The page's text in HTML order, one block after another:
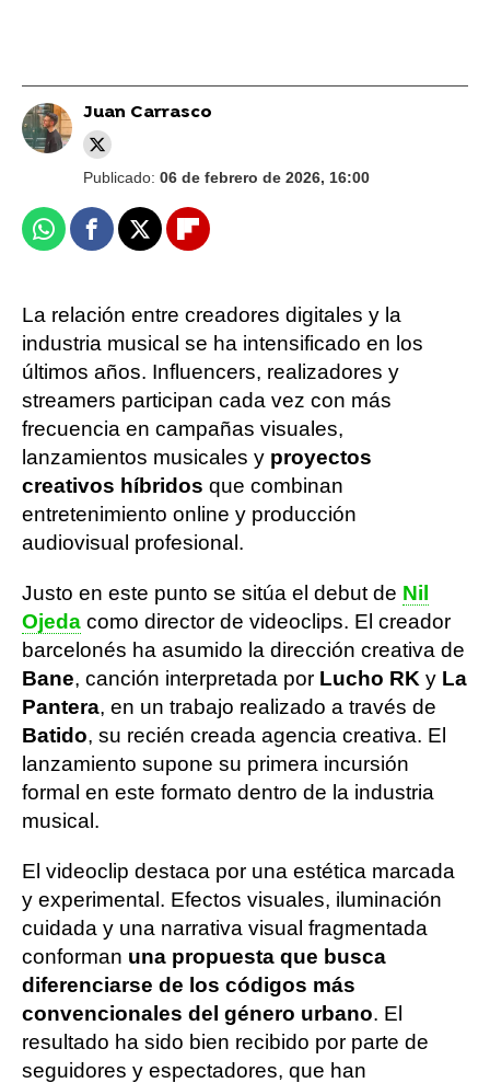
Juan Carrasco
Publicado: 06 de febrero de 2026, 16:00
WhatsappFacebook
X Flipboard
La relación entre creadores digitales y la
industria musical se ha intensificado en los
últimos años. Influencers, realizadores y
streamers participan cada vez con más
frecuencia en campañas visuales,
lanzamientos musicales y proyectos
creativos híbridos que combinan
entretenimiento online y producción
audiovisual profesional.
Justo en este punto se sitúa el debut de Nil
Ojeda como director de videoclips. El creador
barcelonés ha asumido la dirección creativa de
Bane, canción interpretada por Lucho RK y La
Pantera, en un trabajo realizado a través de
Batido, su recién creada agencia creativa. El
lanzamiento supone su primera incursión
formal en este formato dentro de la industria
musical.
El videoclip destaca por una estética marcada
y experimental. Efectos visuales, iluminación
cuidada y una narrativa visual fragmentada
conforman una propuesta que busca
diferenciarse de los códigos más
convencionales del género urbano. El
resultado ha sido bien recibido por parte de
seguidores y espectadores, que han